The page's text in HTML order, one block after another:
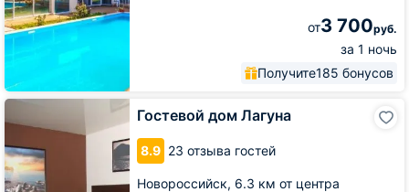
от3 700руб.
за 1 ночь
Получите185 бонусов
Гостевой дом Лагуна
8.9 23 отзыва гостей
Новороссийск, 6.3 км от центра
Гостевой
дом